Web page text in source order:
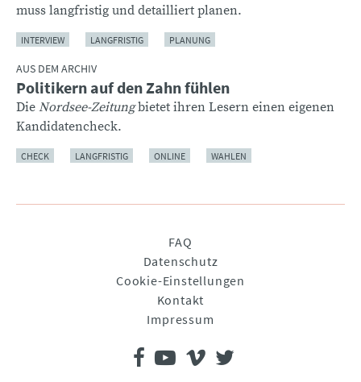
muss langfristig und detailliert planen.
INTERVIEW LANGFRISTIG PLANUNG
AUS DEM ARCHIV
Politikern auf den Zahn fühlen
Die Nordsee-Zeitungbietet ihren Lesern einen eigenen
Kandidatencheck.
CHECK LANGFRISTIG ONLINE WAHLEN
FAQ
Datenschutz
Cookie-Einstellungen
Kontakt
Impressum